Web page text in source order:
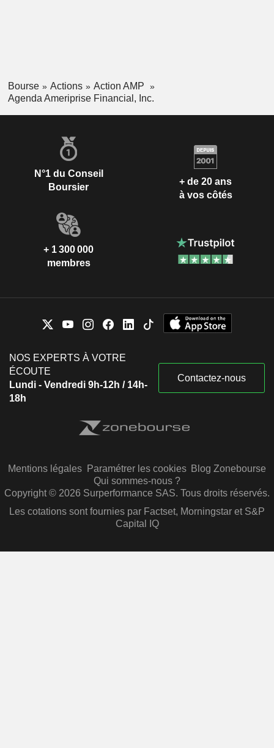
Bourse Actions
Action AMP
Agenda Ameriprise Financial, Inc.
N°1 du Conseil
Boursier
+ de 20 ans
à vos côtés
+ 1 300 000
membres
NOS EXPERTS À VOTRE
ÉCOUTE
Lundi - Vendredi 9h-12h / 14h-
18h
Contactez-nous
Mentions légales Paramétrer les cookies Blog Zonebourse
Qui sommes-nous ?
Copyright © 2026 Surperformance SAS. Tous droits réservés.
Les cotations sont fournies par Factset, Morningstar et S&P
Capital IQ